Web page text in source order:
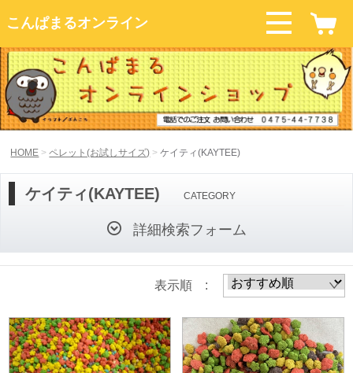
こんぱまるオンライン
HOME ペレット(お試しサイズ) ケイティ(KAYTEE)
ケイティ(KAYTEE) CATEGORY
詳細検索フォーム
表示順 :